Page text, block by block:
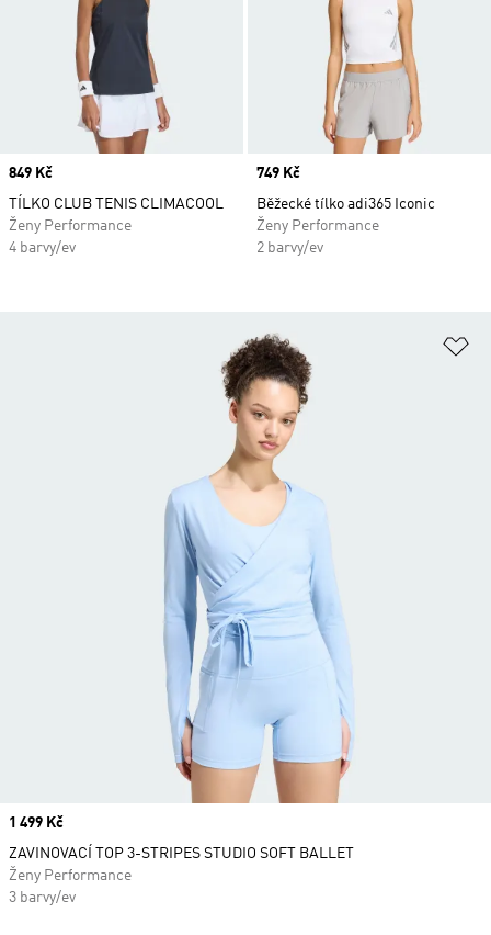
Price
849 Kč
TÍLKO CLUB TENIS CLIMACOOL
Ženy Performance
4 barvy/ev
Price
749 Kč
Běžecké tílko adi365 Iconic
Ženy Performance
2 barvy/ev
Price
1 499 Kč
ZAVINOVACÍ TOP 3-STRIPES STUDIO SOFT BALLET
Ženy Performance
3 barvy/ev